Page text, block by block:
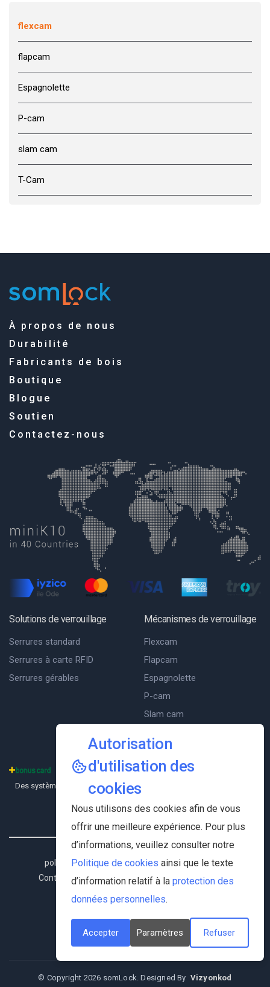
Autorisation
d'utilisation des
cookies
Nous utilisons des cookies afin de vous
offrir une meilleure expérience. Pour plus
d’informations, veuillez consulter notre
Politique de cookies ainsi que le texte
d’information relatif à la protection des
données personnelles.
Accepter Paramètres Refuser
flexcam
flapcam
Espagnolette
P-cam
slam cam
T-Cam
À propos de nous
Durabilité
Fabricants de bois
Boutique
Blogue
Soutien
Contactez-nous
Solutions de verrouillage
Serrures standard
Serrures à carte RFID
Serrures gérables
Mécanismes de verrouillage
Flexcam
Flapcam
Espagnolette
P-cam
Slam cam
Des systèmes de paiement sécurisés sont utilisés sur notre site web.
politique de confidentialité | Texte d'éclairage |
Contrat d'adhésion | Contrat de vente à distance |
Follow Us
© Copyright 2026 somLock. Designed By Vizyonkod